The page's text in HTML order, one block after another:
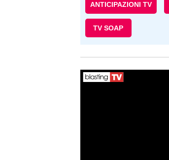
ANTICIPAZIONI TV
TV SOAP